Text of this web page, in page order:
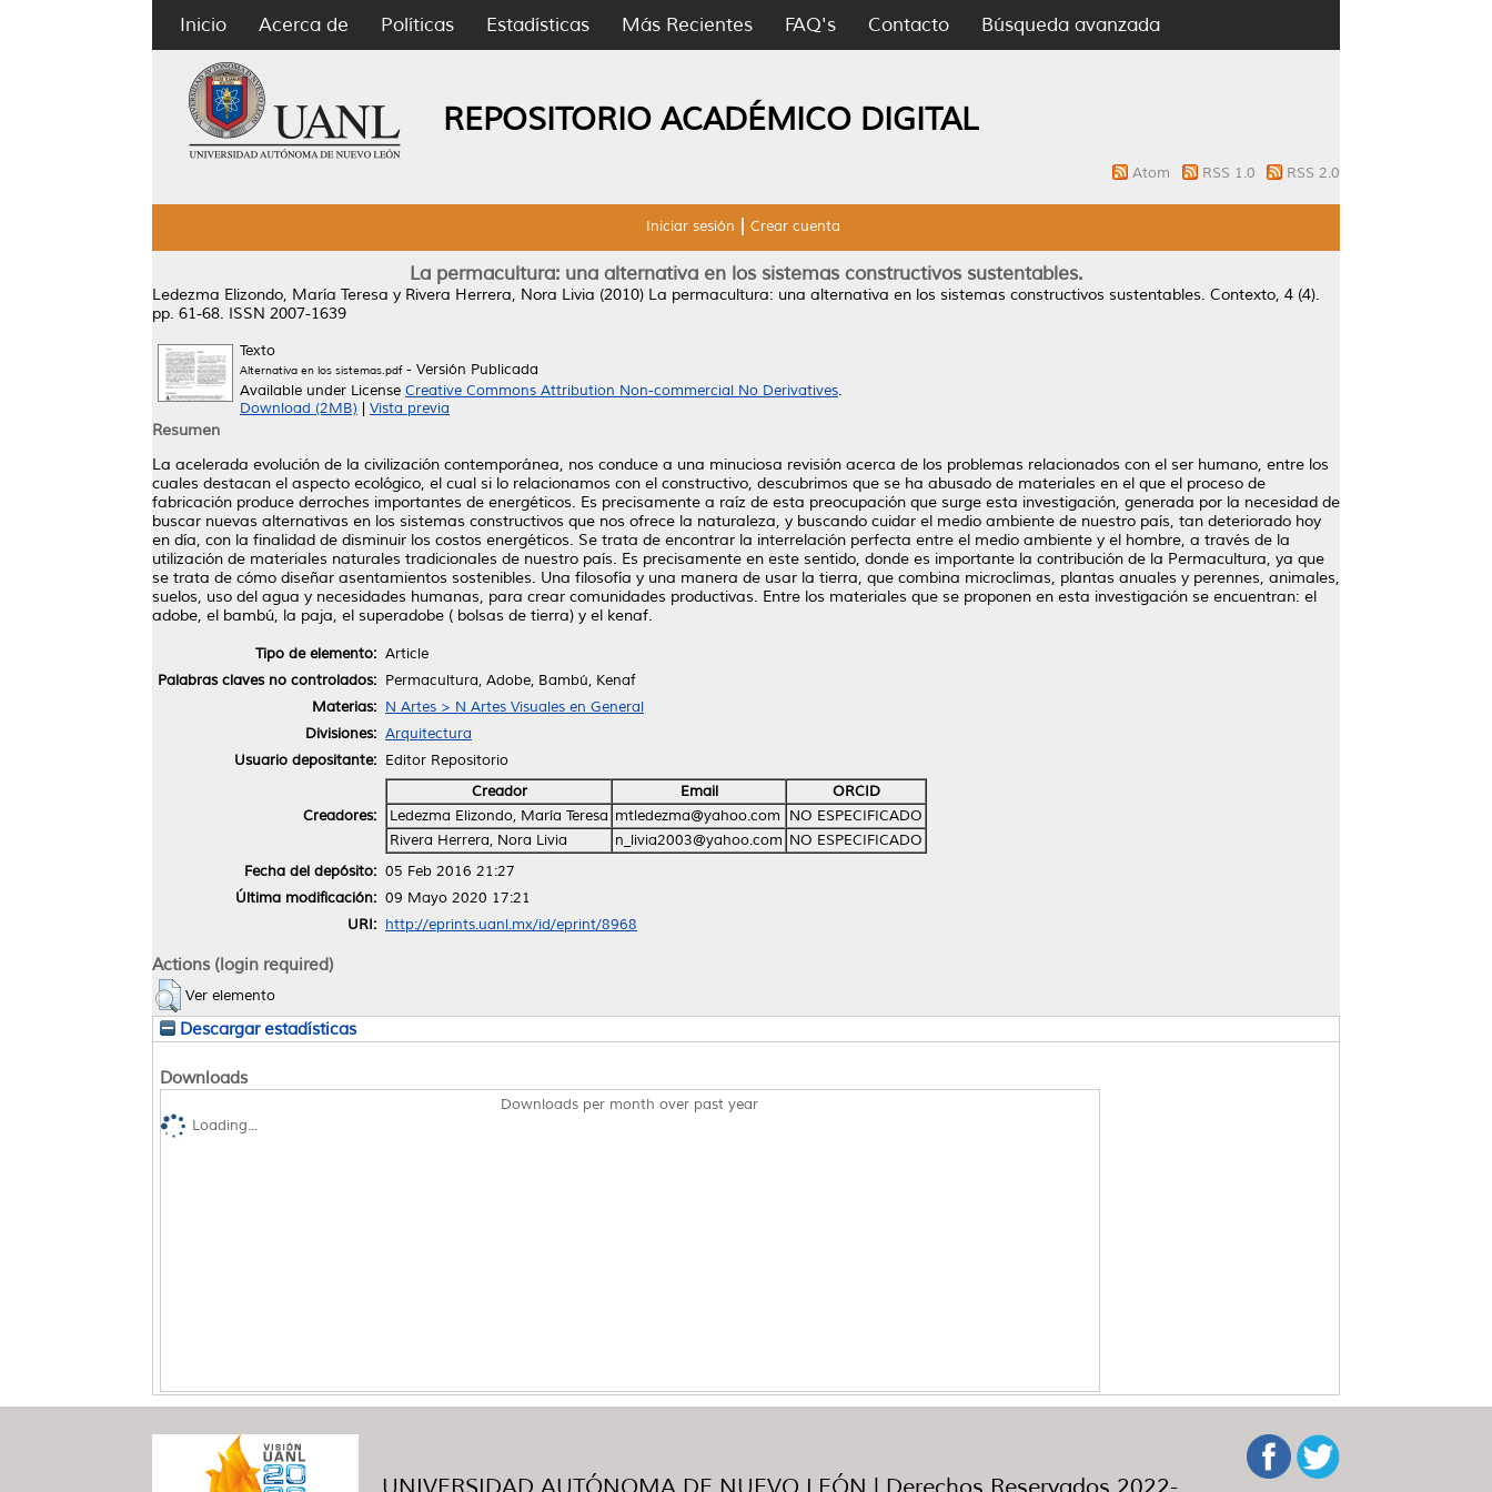
Inicio Acerca de Políticas Estadísticas Más Recientes FAQ's Contacto Búsqueda avanzada
REPOSITORIO ACADÉMICO DIGITAL
Atom RSS 1.0 RSS 2.0
Iniciar sesión Crear cuenta
La permacultura: una alternativa en los sistemas constructivos sustentables.
Ledezma Elizondo, María Teresa y Rivera Herrera, Nora Livia (2010) La permacultura: una alternativa en los sistemas constructivos sustentables. Contexto, 4 (4).
pp. 61-68. ISSN 2007-1639
Texto
Alternativa en los sistemas.pdf- Versión Publicada
Available under License Creative Commons Attribution Non-commercial No Derivatives.
Download (2MB)
Vista previa
Resumen
La acelerada evolución de la civilización contemporánea, nos conduce a una minuciosa revisión acerca de los problemas relacionados con el ser humano, entre los
cuales destacan el aspecto ecológico, el cual si lo relacionamos con el constructivo, descubrimos que se ha abusado de materiales en el que el proceso de
fabricación produce derroches importantes de energéticos. Es precisamente a raíz de esta preocupación que surge esta investigación, generada por la necesidad de
buscar nuevas alternativas en los sistemas constructivos que nos ofrece la naturaleza, y buscando cuidar el medio ambiente de nuestro país, tan deteriorado hoy
en día, con la finalidad de disminuir los costos energéticos. Se trata de encontrar la interrelación perfecta entre el medio ambiente y el hombre, a través de la
utilización de materiales naturales tradicionales de nuestro país. Es precisamente en este sentido, donde es importante la contribución de la Permacultura, ya que
se trata de cómo diseñar asentamientos sostenibles. Una filosofía y una manera de usar la tierra, que combina microclimas, plantas anuales y perennes, animales,
suelos, uso del agua y necesidades humanas, para crear comunidades productivas. Entre los materiales que se proponen en esta investigación se encuentran: el
adobe, el bambú, la paja, el superadobe ( bolsas de tierra) y el kenaf.
Tipo de elemento: Article
Palabras claves no controlados: Permacultura, Adobe, Bambú, Kenaf
Materias: N Artes > N Artes Visuales en General
Divisiones: Arquitectura
Usuario depositante: Editor Repositorio
Creadores:
Creador Email
ORCID
Ledezma Elizondo, María Teresa mtledezma@yahoo.com
NO ESPECIFICADO
Rivera Herrera, Nora Livia
n_livia2003@yahoo.com NO ESPECIFICADO
Fecha del depósito: 05 Feb 2016 21:27
Última modificación: 09 Mayo 2020 17:21
URI: http://eprints.uanl.mx/id/eprint/8968
Actions (login required)
Ver elemento
Descargar estadísticas
Downloads
Downloads per month over past year
Loading...